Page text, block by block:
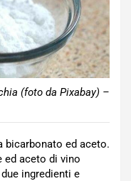
(foto da Pixabay) –
bicarbonato ed aceto.
aceto di vino
ingredienti e